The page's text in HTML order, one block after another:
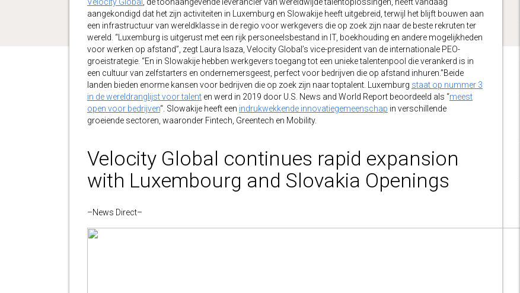
aangekondigd dat het zijn activiteiten in Luxemburg en Slowakije heeft uitgebreid, terwijl het blijft bouwen aan
een infrastructuur van wereldklasse in de regio voor werkgevers die op zoek zijn naar de beste rekruten ter
wereld. “Luxemburg is uitgerust met een rijk personeelsbestand in IT, boekhouding en andere mogelijkheden
voor werken op afstand”, zegt Laura Isaza, Velocity Global’s vice-president van de internationale PEO-
groeistrategie. “En in Slowakije hebben werkgevers toegang tot een unieke talentenpool die verankerd is in
een cultuur van zelfstarters en ondernemersgeest, perfect voor bedrijven die op afstand inhuren.”Beide
landen bieden enorme kansen voor bedrijven die op zoek zijn naar toptalent. Luxemburg staat op nummer 3
in de wereldranglijst voor talent en werd in 2019 door U.S. News and World Report beoordeeld als “meest
open voor bedrijven“. Slowakije heeft een indrukwekkende innovatiegemeenschap in verschillende
groeiende sectoren, waaronder Fintech, Greentech en Mobility.
Velocity Global continues rapid expansion
with Luxembourg and Slovakia Openings
–News Direct–